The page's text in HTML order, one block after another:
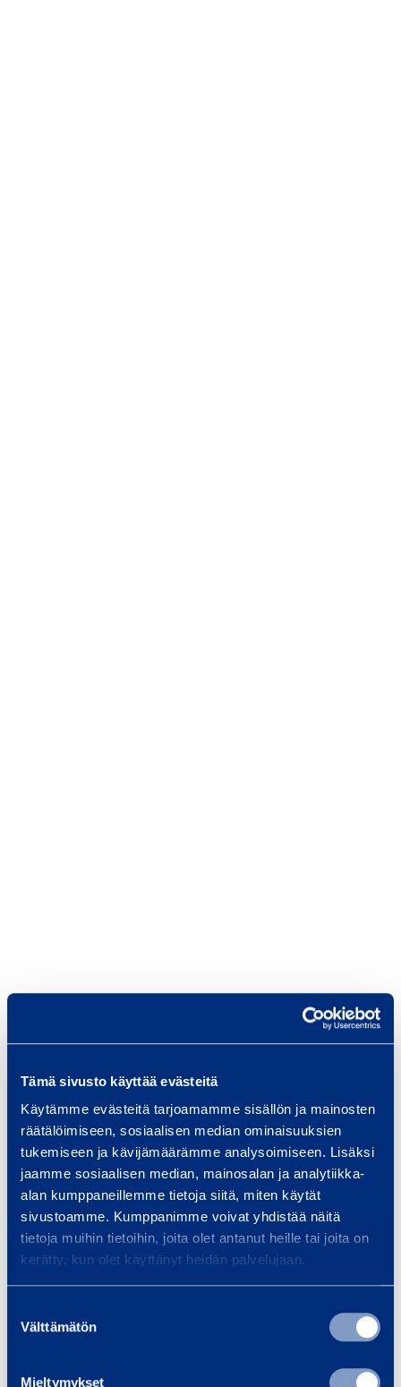
Tämä sivusto käyttää evästeitä
Käytämme evästeitä tarjoamamme sisällön ja mainosten
räätälöimiseen, sosiaalisen median ominaisuuksien
tukemiseen ja kävijämäärämme analysoimiseen. Lisäksi
jaamme sosiaalisen median, mainosalan ja analytiikka-
alan kumppaneillemme tietoja siitä, miten käytät
sivustoamme. Kumppanimme voivat yhdistää näitä
tietoja muihin tietoihin, joita olet antanut heille tai joita on
kerätty, kun olet käyttänyt heidän palvelujaan.
valinta
Välttämätön
Mieltymykset